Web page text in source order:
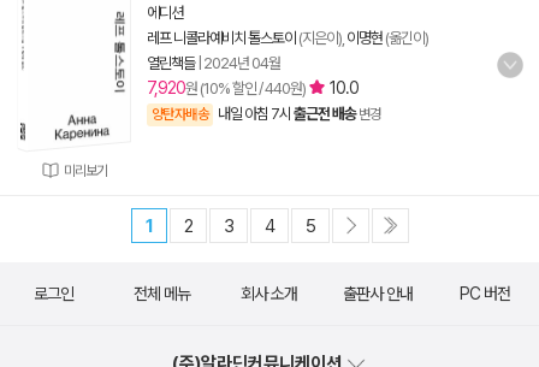
미리보기
에디션
레프 니콜라예비치 톨스토이 (지은이), 이명현 (옮긴이)
열린책들| 2024년 04월
7,920원 (10% 할인 / 440원) 10.0
양탄자배송 내일 아침 7시 출근전 배송 변경
1 2 3 4 5
로그인 전체 메뉴 회사 소개 출판사 안내 PC 버전